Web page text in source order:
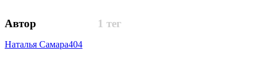
1 тег
Автор
Наталья Самара404